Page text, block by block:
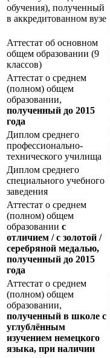
обучения), полученный
в аккредитованном вузе
Аттестат об основном
общем образовании (9
классов)
Аттестат о среднем
(полном) общем
образовании,
полученный до 2015
года
Диплом среднего
профессионально-
технического училища
Диплом среднего
специального учебного
заведения
Аттестат о среднем
(полном) общем
образовании с
отличием / с золотой /
серебряной медалью,
полученный до 2015
года
Аттестат о среднем
(полном) общем
образовании,
полученный в школе с
углублённым
изучением немецкого
языка, при наличии